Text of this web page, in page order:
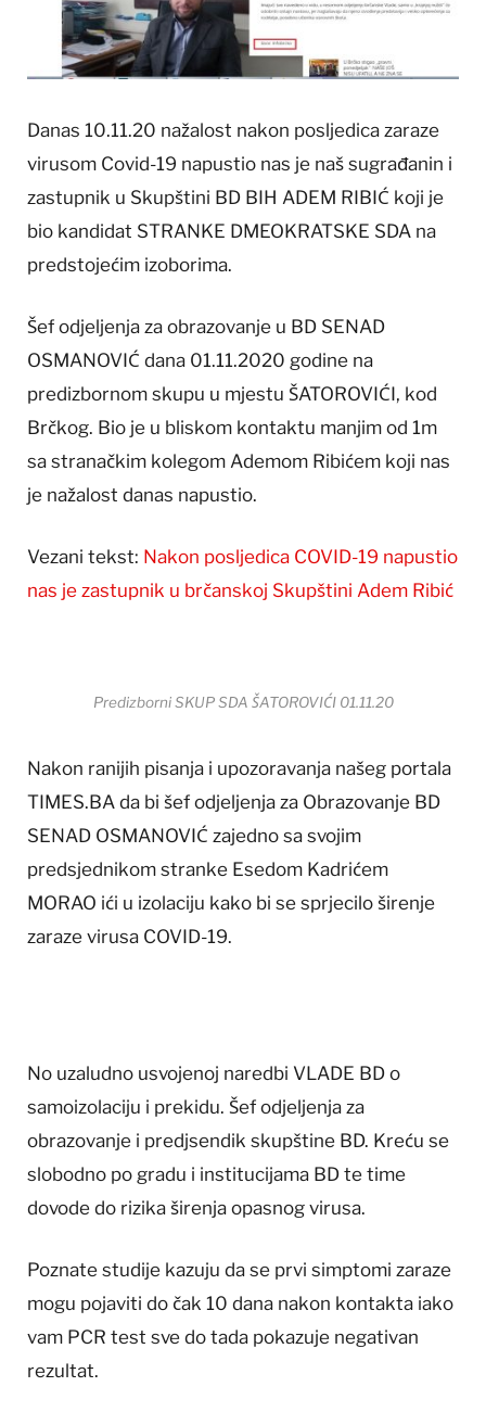
Danas 10.11.20 nažalost nakon posljedica zaraze
virusom Covid-19 napustio nas je naš sugrađanin i
zastupnik u Skupštini BD BIH ADEM RIBIĆ koji je
bio kandidat STRANKE DMEOKRATSKE SDA na
predstojećim izoborima.
Šef odjeljenja za obrazovanje u BD SENAD
OSMANOVIĆ dana 01.11.2020 godine na
predizbornom skupu u mjestu ŠATOROVIĆI, kod
Brčkog. Bio je u bliskom kontaktu manjim od 1m
sa stranačkim kolegom Ademom Ribićem koji nas
je nažalost danas napustio.
Vezani tekst: Nakon posljedica COVID-19 napustio
nas je zastupnik u brčanskoj Skupštini Adem Ribić
Predizborni SKUP SDA ŠATOROVIĆI 01.11.20
Nakon ranijih pisanja i upozoravanja našeg portala
TIMES.BA da bi šef odjeljenja za Obrazovanje BD
SENAD OSMANOVIĆ zajedno sa svojim
predsjednikom stranke Esedom Kadrićem
MORAO ići u izolaciju kako bi se sprjecilo širenje
zaraze virusa COVID-19.
No uzaludno usvojenoj naredbi VLADE BD o
samoizolaciju i prekidu. Šef odjeljenja za
obrazovanje i predjsendik skupštine BD. Kreću se
slobodno po gradu i institucijama BD te time
dovode do rizika širenja opasnog virusa.
Poznate studije kazuju da se prvi simptomi zaraze
mogu pojaviti do čak 10 dana nakon kontakta iako
vam PCR test sve do tada pokazuje negativan
rezultat.